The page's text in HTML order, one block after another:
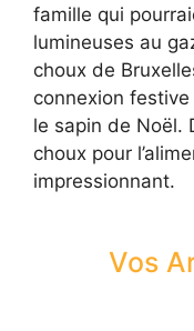
famille qui
lumineuses au
choux de
connexion
le sapin de Noël.
choux pour
impressionnant.
Vos